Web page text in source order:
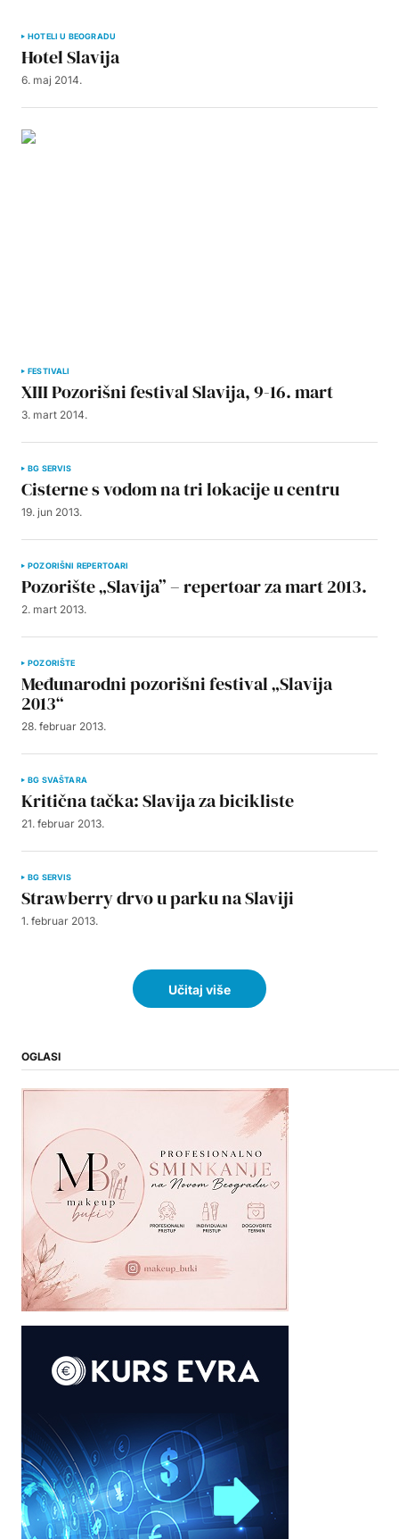
HOTELI U BEOGRADU
Hotel Slavija
6. maj 2014.
FESTIVALI
XIII Pozorišni festival Slavija, 9-16. mart
3. mart 2014.
BG SERVIS
Cisterne s vodom na tri lokacije u centru
19. jun 2013.
POZORIŠNI REPERTOARI
Pozorište „Slavija” – repertoar za mart 2013.
2. mart 2013.
POZORIŠTE
Međunarodni pozorišni festival „Slavija
2013“
28. februar 2013.
BG SVAŠTARA
Kritična tačka: Slavija za bicikliste
21. februar 2013.
BG SERVIS
Strawberry drvo u parku na Slaviji
1. februar 2013.
Učitaj više
OGLASI